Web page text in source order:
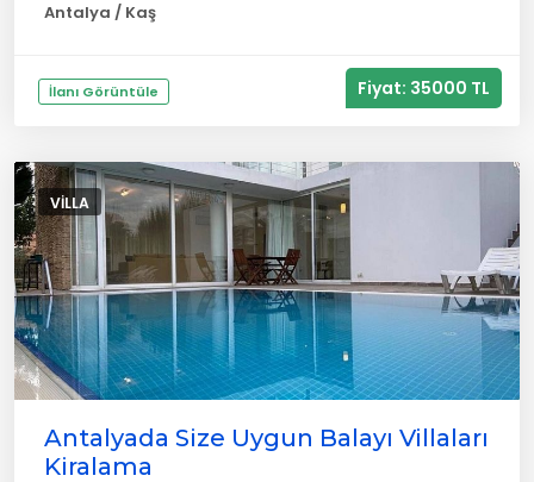
Antalya / Kaş
İlanı Görüntüle Fiyat: 35000 TL
VILLA
Antalyada Size Uygun Balayı Villaları
Kiralama